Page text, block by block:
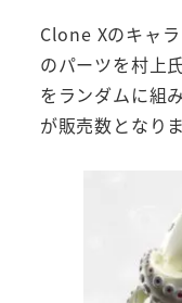
Clone Xのキャ
のパーツを村上
をランダムに組
が販売数となりま